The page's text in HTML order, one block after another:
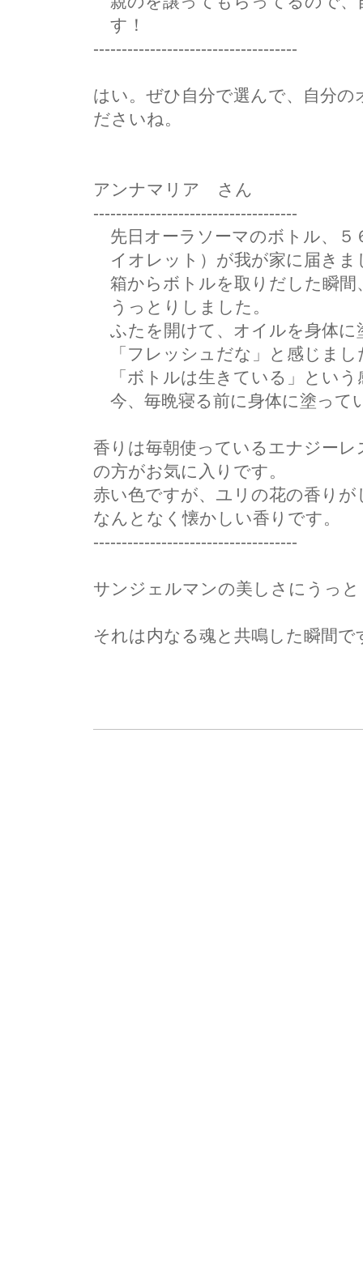
す！
------------------------------------
はい。ぜひ自分で選んで、自分
ださいね。
アンナマリア さん
------------------------------------
先日オーラソーマのボトル、５
イオレット）が我が家に届きま
箱からボトルを取りだした瞬間
うっとりしました。
ふたを開けて、オイルを身体に
「フレッシュだな」と感じまし
「ボトルは生きている」という
今、毎晩寝る前に身体に塗って
香りは毎朝使っているエナジー
の方がお気に入りです。
赤い色ですが、ユリの花の香りが
なんとなく懐かしい香りです。
------------------------------------
サンジェルマンの美しさにうっ
それは内なる魂と共鳴した瞬間で